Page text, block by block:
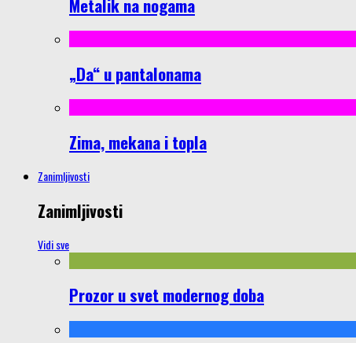
Metalik na nogama
„Da“ u pantalonama
Zima, mekana i topla
Zanimljivosti
Zanimljivosti
Vidi sve
Prozor u svet modernog doba